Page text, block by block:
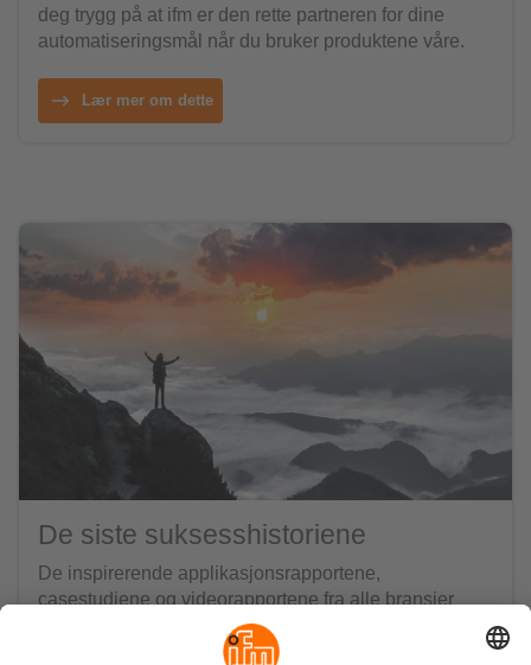
deg trygg på at ifm er den rette partneren for dine
automatiseringsmål når du bruker produktene våre.
Lær mer om dette
De siste suksesshistoriene
De inspirerende applikasjonsrapportene,
casestudiene og videorapportene fra alle bransjer
viser hvordan kundene våre lykkes med å spare
kostnader med løsninger fra ifm. Samtidig kan